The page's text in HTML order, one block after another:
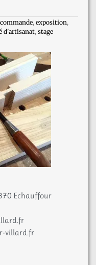
commande, exposition,
d'artisanat, stage
Echauffour
villard.fr